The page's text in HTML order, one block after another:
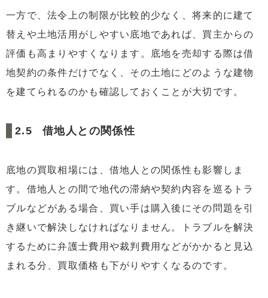
一方で、法令上の制限が比較的少なく、将来的に建て
替えや土地活用がしやすい底地であれば、買主からの
評価も高まりやすくなります。底地を売却する際は借
地契約の条件だけでなく、その土地にどのような建物
を建てられるのかも確認しておくことが大切です。
借地人との関係性
底地の買取相場には、借地人との関係性も影響しま
す。借地人との間で地代の滞納や契約内容を巡るトラ
ブルなどがある場合、買い手は購入後にその問題を引
き継いで解決しなければなりません。トラブルを解決
するために弁護士費用や裁判費用などがかかると見込
まれる分、買取価格も下がりやすくなるのです。